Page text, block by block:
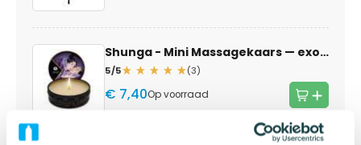
Shunga - Mini Massagekaars — exotic fruits
5/5 (3)
€ 7,40Op voorraad